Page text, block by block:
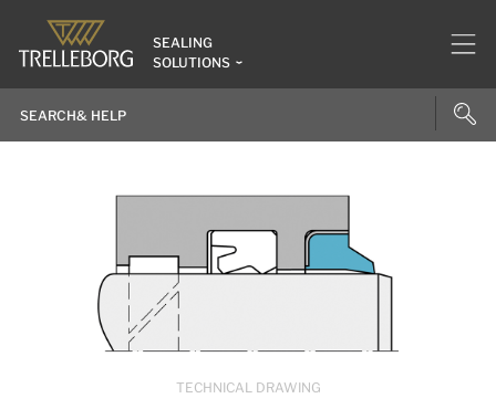
SEALING
SOLUTIONS
TECHNICAL DRAWING